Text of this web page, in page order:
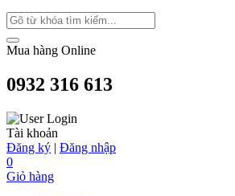
Mua hàng Online
0932 316 613
Tài khoản
Đăng ký | Đăng nhập
0
Giỏ hàng